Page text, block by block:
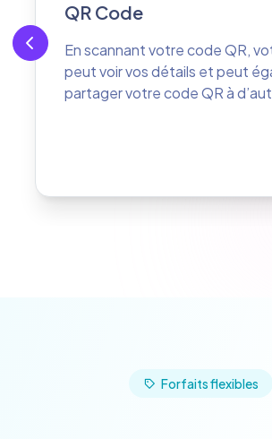
Vos réseaux sociaux
Votre client peut vous suivre
différents réseaux sociaux
professionnels d'un seul clic.
Forfaits flexibles